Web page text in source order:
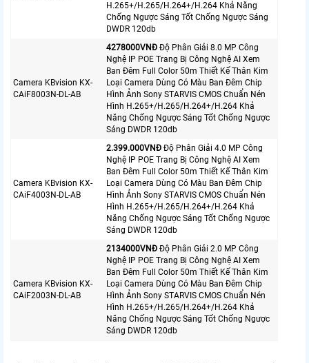
H.265+/H.265/H.264+/H.264 Khả Năng
Chống Ngược Sáng Tốt Chống Ngược Sáng
DWDR 120db
Camera KBvision KX-
CAiF8003N-DL-AB
4278000VNÐ Độ Phân Giải 8.0 MP Công
Nghệ IP POE Trang Bị Công Nghệ AI Xem
Ban Đêm Full Color 50m Thiết Kế Thân Kim
Loại Camera Dùng Có Màu Ban Đêm Chip
Hình Ảnh Sony STARVIS CMOS Chuẩn Nén
Hình H.265+/H.265/H.264+/H.264 Khả
Năng Chống Ngược Sáng Tốt Chống Ngược
Sáng DWDR 120db
Camera KBvision KX-
CAiF4003N-DL-AB
2.399.000VNÐ Độ Phân Giải 4.0 MP Công
Nghệ IP POE Trang Bị Công Nghệ AI Xem
Ban Đêm Full Color 50m Thiết Kế Thân Kim
Loại Camera Dùng Có Màu Ban Đêm Chip
Hình Ảnh Sony STARVIS CMOS Chuẩn Nén
Hình H.265+/H.265/H.264+/H.264 Khả
Năng Chống Ngược Sáng Tốt Chống Ngược
Sáng DWDR 120db
Camera KBvision KX-
CAiF2003N-DL-AB
2134000VNÐ Độ Phân Giải 2.0 MP Công
Nghệ IP POE Trang Bị Công Nghệ AI Xem
Ban Đêm Full Color 50m Thiết Kế Thân Kim
Loại Camera Dùng Có Màu Ban Đêm Chip
Hình Ảnh Sony STARVIS CMOS Chuẩn Nén
Hình H.265+/H.265/H.264+/H.264 Khả
Năng Chống Ngược Sáng Tốt Chống Ngược
Sáng DWDR 120db